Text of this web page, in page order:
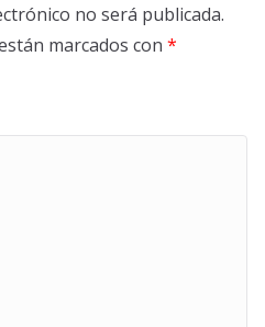
no será publicada.
marcados con *